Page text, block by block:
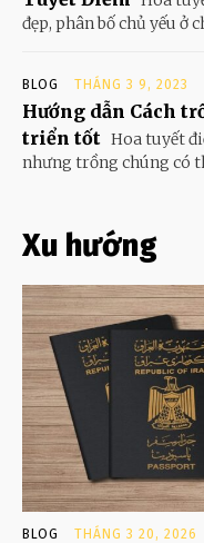
đẹp, phân bố chủ yếu ở
BLOG THÁNG 3 9, 2023
Hướng dẫn Cách
triển tốt Hoa tuyết
nhưng trồng chúng có
Xu hướng
BLOG THÁNG 3 20, 2026